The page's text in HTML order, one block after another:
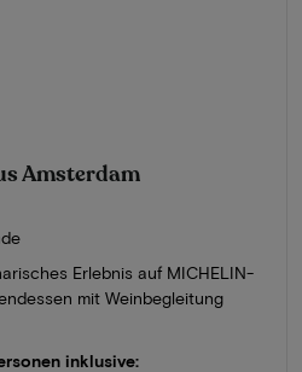
Amsterdam
Erlebnis auf MICHELIN-
mit Weinbegleitung
inklusive: